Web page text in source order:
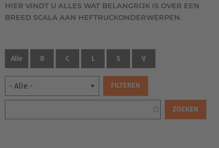
HIER VINDT U ALLES WAT BELANGRIJK IS OVER EEN
BREED SCALA AAN HEFTRUCKONDERWERPEN.
Alle B C L S V